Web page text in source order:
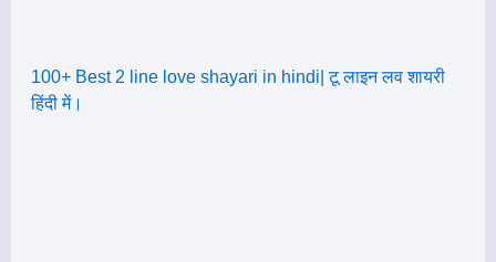
100+ Best 2 line love shayari in hindi| टू लाइन लव शायरी
हिंदी में।